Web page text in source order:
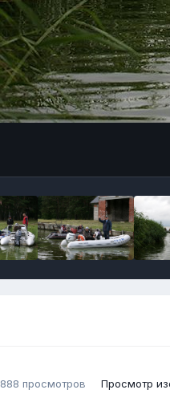
888 просмотров Просмотр